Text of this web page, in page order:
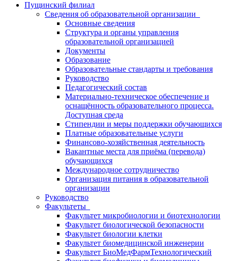
Пущинский филиал
Сведения об образовательной организации
Основные сведения
Структура и органы управления
образовательной организацией
Документы
Образование
Образовательные стандарты и требования
Руководство
Педагогический состав
Материально-техническое обеспечение и
оснащённость образовательного процесса.
Доступная среда
Стипендии и меры поддержки обучающихся
Платные образовательные услуги
Финансово-хозяйственная деятельность
Вакантные места для приёма (перевода)
обучающихся
Международное сотрудничество
Организация питания в образовательной
организации
Руководство
Факультеты
Факультет микробиологии и биотехнологии
Факультет биологической безопасности
Факультет биологии клетки
Факультет биомедицинской инженерии
Факультет БиоМедФармТехнологический